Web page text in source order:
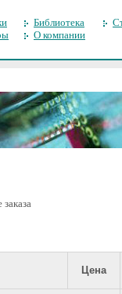
Библиотека
О компании
Цена